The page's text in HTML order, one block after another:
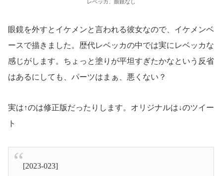
レベッカ、眼鏡なし
眼鏡を外すとイケメンと言われる彼女なので、イケメンベ
ースで描きました。歴代レベッカの中では実にレベッカな
感じがします。ちょっと塗りが平坦すぎたかなという反省
はあるにしても、パーツはまぁ、悪くない？
実は↑のは修正版だったりします。オリジナルは↓のツイー
ト
[2023-023]